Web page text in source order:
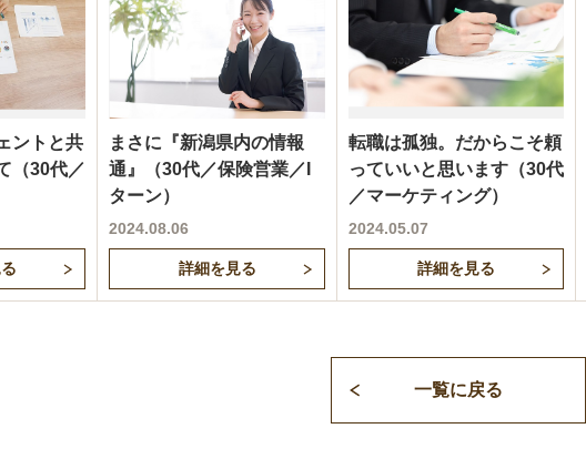
ントと共
（30代／
まさに『新潟県内の情報
通』（30代／保険営業／I
ターン）
2024.08.06
詳細を見る
転職は孤独。だからこそ頼
っていいと思います（30代
／マーケティング）
2024.05.07
詳細を見る
一覧に戻る